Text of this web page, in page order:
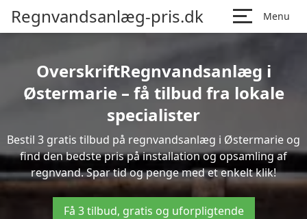
Regnvandsanlæg-pris.dk Menu
OverskriftRegnvandsanlæg i
Østermarie – få tilbud fra lokale
specialister
Bestil 3 gratis tilbud på regnvandsanlæg i Østermarie og
find den bedste pris på installation og opsamling af
regnvand. Spar tid og penge med et enkelt klik!
Få 3 tilbud, gratis og uforpligtende